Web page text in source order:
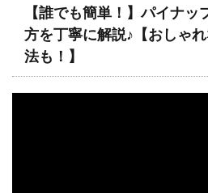
【誰でも簡単！】パイナッ
方を丁寧に解説♪【おしゃ
法も！】